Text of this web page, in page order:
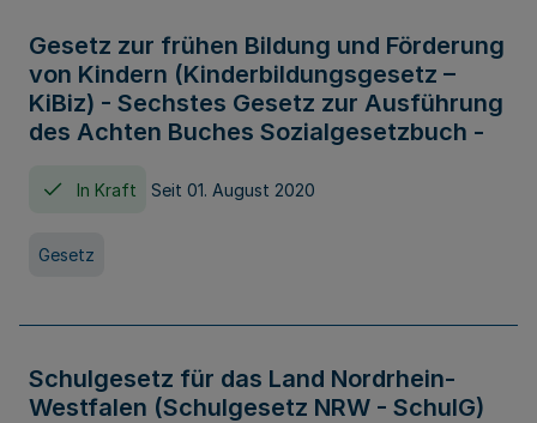
Gesetz zur frühen Bildung und Förderung
von Kindern (Kinderbildungsgesetz –
KiBiz) - Sechstes Gesetz zur Ausführung
des Achten Buches Sozialgesetzbuch -
In Kraft Seit 01. August 2020
Gesetz
Schulgesetz für das Land Nordrhein-
Westfalen (Schulgesetz NRW - SchulG)